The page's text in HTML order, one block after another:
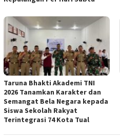
Taruna Bhakti Akademi TNI
2026 Tanamkan Karakter dan
Semangat Bela Negara kepada
Siswa Sekolah Rakyat
Terintegrasi 74 Kota Tual